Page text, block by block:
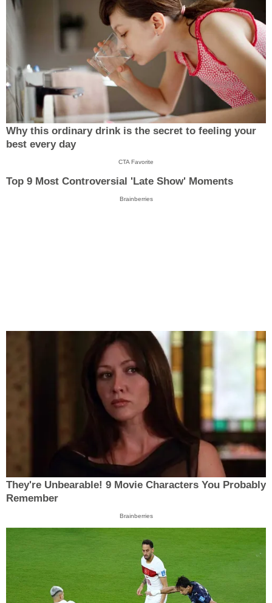
Why this ordinary drink is the secret to feeling your
best every day
CTA Favorite
Top 9 Most Controversial 'Late Show' Moments
Brainberries
They're Unbearable! 9 Movie Characters You Probably
Remember
Brainberries